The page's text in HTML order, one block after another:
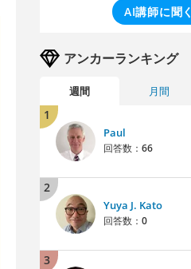
AI講師に聞く
アンカーランキング
週間 月間
1
Paul
回答数： 66
2
Yuya J. Kato
回答数： 0
3